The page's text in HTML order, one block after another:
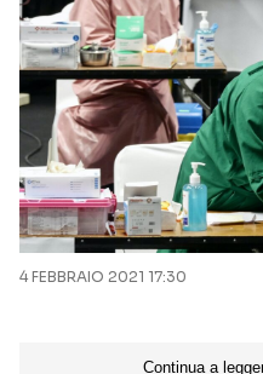
4 FEBBRAIO 2021 17:30